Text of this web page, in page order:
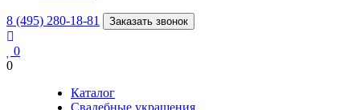
8 (495) 280-18-81 Заказать звонок
0
0
Каталог
Свадебные украшения